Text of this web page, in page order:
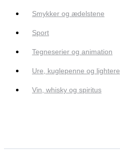
Smykker og ædelstene
Sport
Tegneserier og animation
Ure, kuglepenne og lightere
Vin, whisky og spiritus